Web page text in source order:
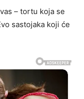
– tortu koja se
sastojaka koji će